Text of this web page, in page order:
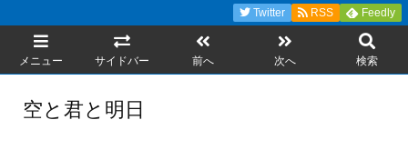
メニュー サイドバー 前へ 次へ 検索
Twitter RSS Feedly
空と君と明日